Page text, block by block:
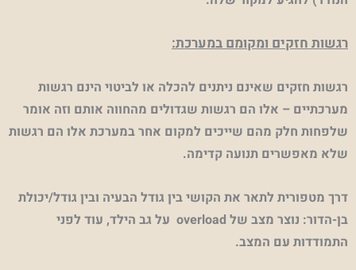
רגשות חזקים ומקומם במערכת:
רגשות חזקים שאינם ניתנים להכלה או לביטוי הינם רגשות
מערכתיים – אלו הם רגשות שגדולים מהחווה אותם וזה אומר
שלפחות חלק מהם שייכים למקום אחר במערכת אלו הם רגשות
שלא מאפשרים תנועה קדימה.
דרך מטפורית לתאר את הקושי בין גודל הבעיה ובין גודל/יכולת
בן-הדור: נוצר מצב של overload על גב הילד, עוד לפני
התמודדות עם המצב.